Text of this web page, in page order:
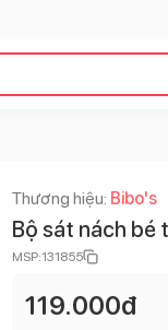
Thương hiệu: Bibo's
Bộ sát nách bé
MSP:131855
119.000đ